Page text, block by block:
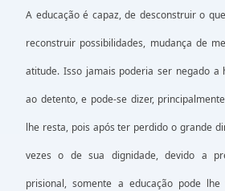
A educação é capaz, de desconstruir o
reconstruir possibilidades, mudança de
atitude. Isso jamais poderia ser negado a
ao detento, e pode-se dizer,
lhe resta, pois após ter perdido o grande
vezes o de sua dignidade, devido a
prisional, somente a educação pode